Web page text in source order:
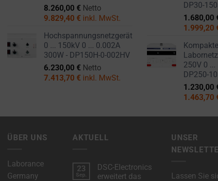
8.260,00 € Netto
9.829,40 € inkl. MwSt.
Hochspannungsnetzgerät
0 ... 150kV 0 ... 0.002A
300W - DP150H-0-002HV
6.230,00 € Netto
7.413,70 € inkl. MwSt.
DP30-
1.680,00
1.999,20
250V 0 ...
DP250-
1.230,00
1.463,70
ÜBER UNS
Laborance
Germany
AKTUELL
23
Sep.
DSC-Electronics
erweitert das
UNSER
Lassen Sie